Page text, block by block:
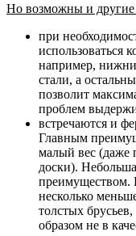
Но возможны и другие
при
использоваться
например,
стали, а
позволит
проблем
встречаются и
Главным
малый вес (даже
доски).
преимуществом.
несколько
толстых
образом не в